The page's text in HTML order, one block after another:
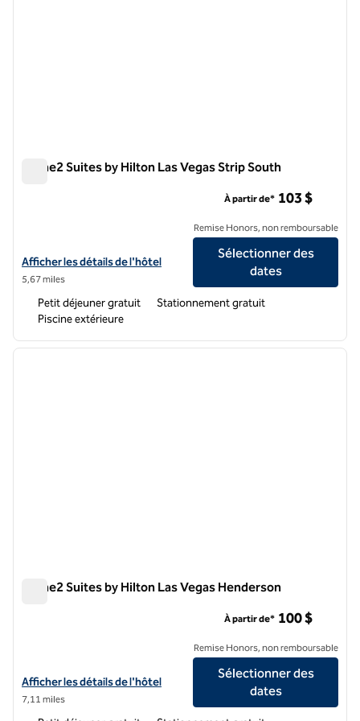
Home2 Suites by Hilton Las Vegas Strip South
Afficher les détails de l'hôtel Home2 Suites by Hilton Las Vegas Strip
Afficher les détails de l'hôtel
5,67 miles
À partir de* 103 $
Remise Honors, non remboursable
Sélectionner des
dates
Petit déjeuner gratuit
Stationnement gratuit
Piscine extérieure
1 sur 10
Home2 Suites by Hilton Las Vegas Henderson
Afficher les détails de l'hôtel Home2 Suites by Hilton Las Vegas
Afficher les détails de l'hôtel
7,11 miles
À partir de* 100 $
Remise Honors, non remboursable
Sélectionner des
dates